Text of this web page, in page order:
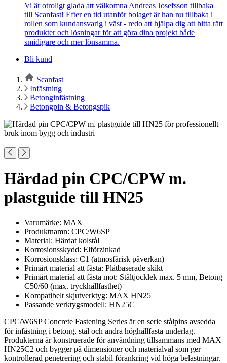
Vi är otroligt glada att välkomna Andreas Josefsson tillbaka
till Scanfast! Efter en tid utanför bolaget är han nu tillbaka i
rollen som kundansvarig i väst - redo att hjälpa dig att hitta rätt
produkter och lösningar för att göra dina projekt både
smidigare och mer lönsamma.
Bli kund
Scanfast
Infästning
Betonginfästning
Betongpin & Betongspik
Härdad pin CPC/CPW m.
plastguide till HN25
Varumärke: MAX
Produktnamn: CPC/W6SP
Material: Härdat kolstål
Korrosionsskydd: Elförzinkad
Korrosionsklass: C1 (atmosfärisk påverkan)
Primärt material att fästa: Plåtbaserade skikt
Primärt material att fästa mot: Ståltjocklek max. 5 mm, Betong
C50/60 (max. tryckhållfasthet)
Kompatibelt skjutverktyg: MAX HN25
Passande verktygsmodell: HN25C
CPC/W6SP Concrete Fastening Series är en serie stålpins avsedda
för infästning i betong, stål och andra höghållfasta underlag.
Produkterna är konstruerade för användning tillsammans med MAX
HN25C2 och bygger på dimensioner och materialval som ger
kontrollerad penetrering och stabil förankring vid höga belastningar.